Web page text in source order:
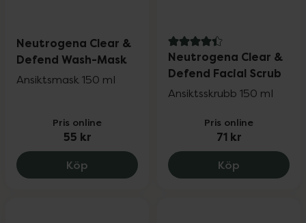
Neutrogena Clear &
Defend Wash-Mask
Ansiktsmask 150 ml
Pris online
55 kr
Köp Neutrogena Clear & Defend Wash-
4.4 av 5 i omdöme
Neutrogena Clear &
Defend Facial Scrub
Ansiktsskrubb 150 ml
Pris online
71 kr
Köp